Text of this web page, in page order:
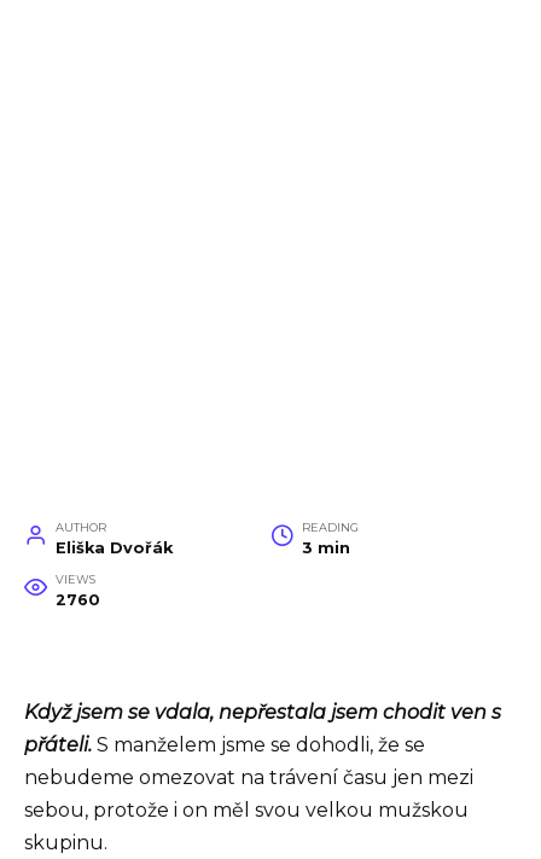
AUTHOR
Eliška Dvořák
READING
3 min
VIEWS
2760
Když jsem se vdala, nepřestala jsem chodit ven s
přáteli. S manželem jsme se dohodli, že se
nebudeme omezovat na trávení času jen mezi
sebou, protože i on měl svou velkou mužskou
skupinu.